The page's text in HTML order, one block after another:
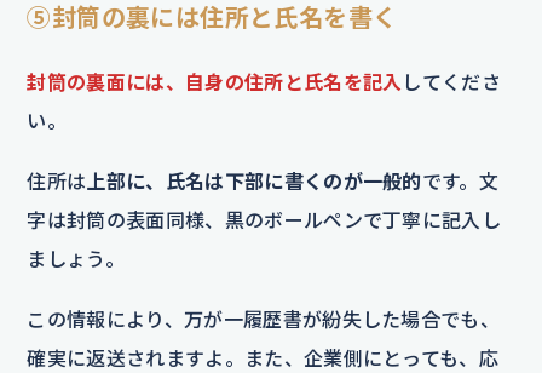
⑤封筒の裏には住所と氏名を書く
封筒の裏面には、自身の住所と氏名を記入 してくださ
い。
住所は 上部に、氏名は下部に書くのが一般的です。文
字は封筒の表面同様、黒のボールペンで丁寧に記入し
ましょう。
この情報により、万が一履歴書が紛失した場合でも、
確実に返送されますよ。また、企業側にとっても、応